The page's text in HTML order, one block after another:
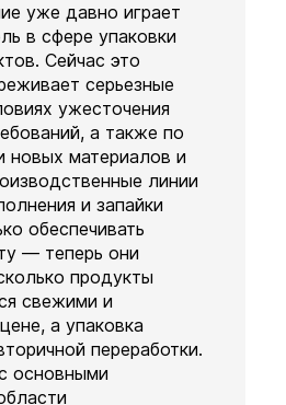
уже давно играет
в сфере упаковки
Сейчас это
серьезные
ужесточения
а также по
новых материалов и
линии
и запайки
обеспечивать
— теперь они
продукты
свежими и
а упаковка
переработки.
основными